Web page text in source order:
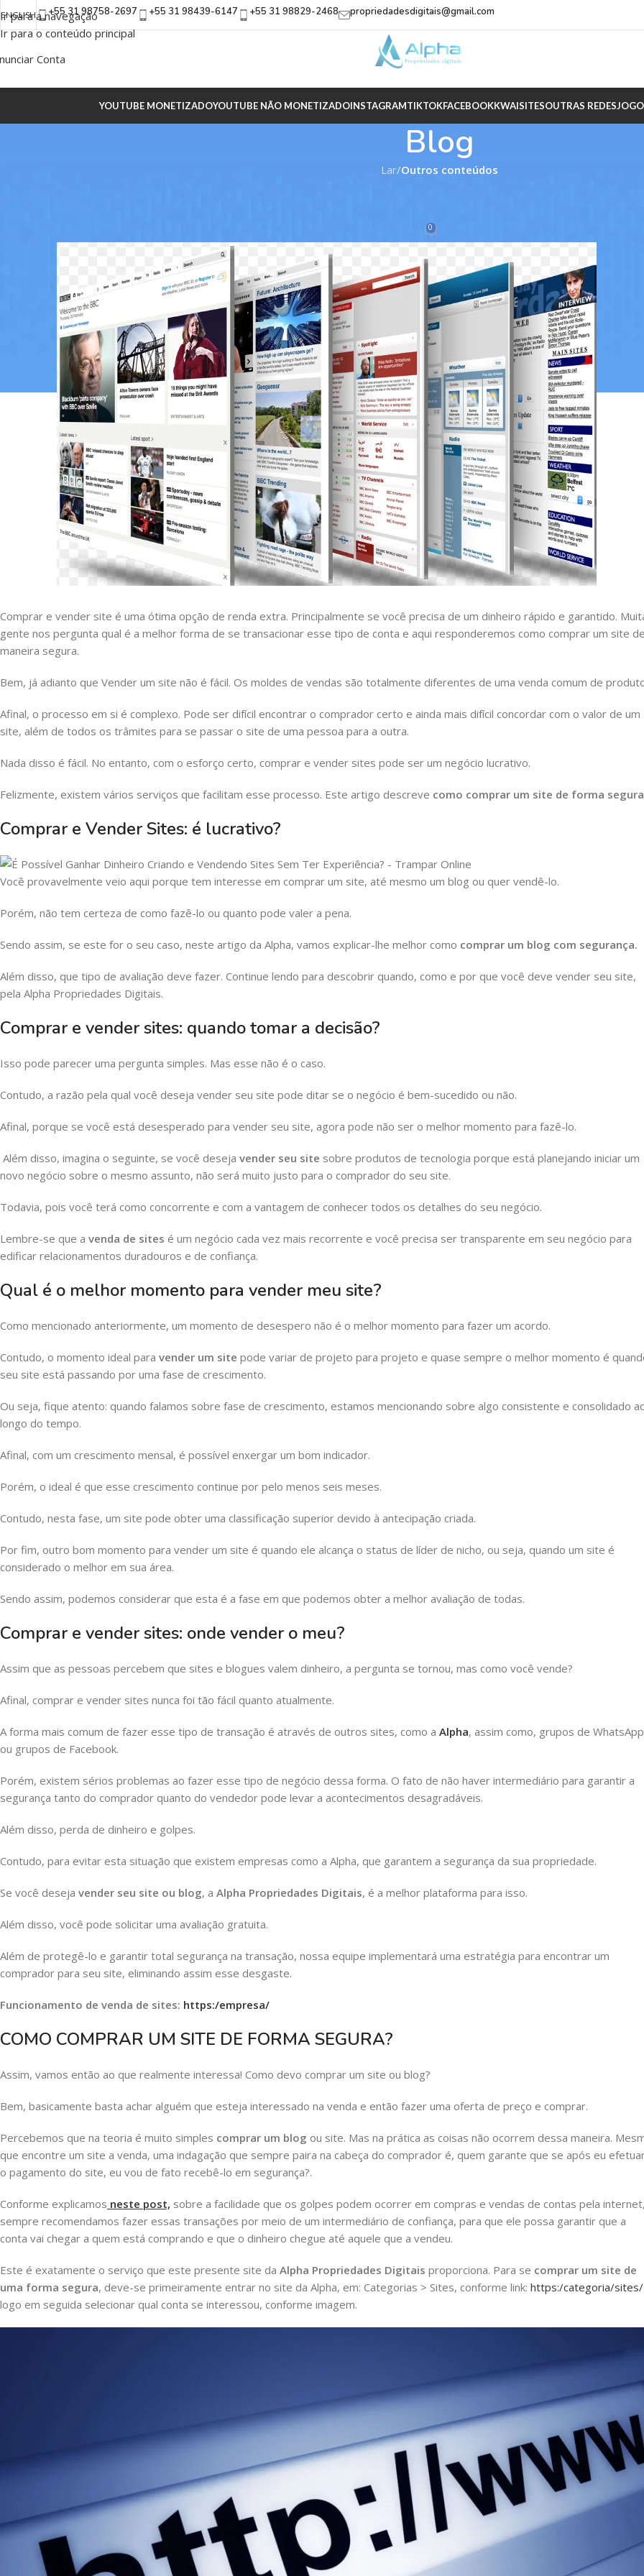
Ir para a navegação
Ir para o conteúdo principal
ENGLISH +55 31 98758-2697 +55 31 98439-6147 +55 31 98829-2468 propriedadesdigitais@gmail.com
Conta
YOUTUBE MONETIZADOYOUTUBE NÃO MONETIZADOINSTAGRAMTIKTOKFACEBOOKKWAISITESOUTRAS REDES
Blog
Lar/Outros conteúdos
0
Comprar e vender site é uma ótima opção de renda extra. Principalmente se você precisa de um dinheiro rápido e garantido.
gente nos pergunta qual é a melhor forma de se transacionar esse tipo de conta e aqui responderemos como comprar um site
maneira segura.
Bem, já adianto que Vender um site não é fácil. Os moldes de vendas são totalmente diferentes de uma venda comum de
Afinal, o processo em si é complexo. Pode ser difícil encontrar o comprador certo e ainda mais difícil concordar com o valor de um
site, além de todos os trâmites para se passar o site de uma pessoa para a outra.
Nada disso é fácil. No entanto, com o esforço certo, comprar e vender sites pode ser um negócio lucrativo.
Felizmente, existem vários serviços que facilitam esse processo. Este artigo descreve como comprar um site de forma segura
Comprar e Vender Sites: é lucrativo?
Você provavelmente veio aqui porque tem interesse em comprar um site, até mesmo um blog ou quer vendê-lo.
Porém, não tem certeza de como fazê-lo ou quanto pode valer a pena.
Sendo assim, se este for o seu caso, neste artigo da Alpha, vamos explicar-lhe melhor como comprar um blog com segurança.
Além disso, que tipo de avaliação deve fazer. Continue lendo para descobrir quando, como e por que você deve vender seu site,
pela Alpha Propriedades Digitais.
Comprar e vender sites: quando tomar a decisão?
Isso pode parecer uma pergunta simples. Mas esse não é o caso.
Contudo, a razão pela qual você deseja vender seu site pode ditar se o negócio é bem-sucedido ou não.
Afinal, porque se você está desesperado para vender seu site, agora pode não ser o melhor momento para fazê-lo.
Além disso, imagina o seguinte, se você deseja vender seu site sobre produtos de tecnologia porque está planejando iniciar um
novo negócio sobre o mesmo assunto, não será muito justo para o comprador do seu site.
Todavia, pois você terá como concorrente e com a vantagem de conhecer todos os detalhes do seu negócio.
Lembre-se que a venda de sites é um negócio cada vez mais recorrente e você precisa ser transparente em seu negócio para
edificar relacionamentos duradouros e de confiança.
Qual é o melhor momento para vender meu site?
Como mencionado anteriormente, um momento de desespero não é o melhor momento para fazer um acordo.
Contudo, o momento ideal para vender um site pode variar de projeto para projeto e quase sempre o melhor momento é
seu site está passando por uma fase de crescimento.
Ou seja, fique atento: quando falamos sobre fase de crescimento, estamos mencionando sobre algo consistente e consolidado
longo do tempo.
Afinal, com um crescimento mensal, é possível enxergar um bom indicador.
Porém, o ideal é que esse crescimento continue por pelo menos seis meses.
Contudo, nesta fase, um site pode obter uma classificação superior devido à antecipação criada.
Por fim, outro bom momento para vender um site é quando ele alcança o status de líder de nicho, ou seja, quando um site é
considerado o melhor em sua área.
Sendo assim, podemos considerar que esta é a fase em que podemos obter a melhor avaliação de todas.
Comprar e vender sites: onde vender o meu?
Assim que as pessoas percebem que sites e blogues valem dinheiro, a pergunta se tornou, mas como você vende?
Afinal, comprar e vender sites nunca foi tão fácil quanto atualmente.
A forma mais comum de fazer esse tipo de transação é através de outros sites, como a Alpha, assim como, grupos de WhatsApp
ou grupos de Facebook.
Porém, existem sérios problemas ao fazer esse tipo de negócio dessa forma. O fato de não haver intermediário para garantir a
segurança tanto do comprador quanto do vendedor pode levar a acontecimentos desagradáveis.
Além disso, perda de dinheiro e golpes.
Contudo, para evitar esta situação que existem empresas como a Alpha, que garantem a segurança da sua propriedade.
Se você deseja vender seu site ou blog, a Alpha Propriedades Digitais, é a melhor plataforma para isso.
Além disso, você pode solicitar uma avaliação gratuita.
Além de protegê-lo e garantir total segurança na transação, nossa equipe implementará uma estratégia para encontrar um
comprador para seu site, eliminando assim esse desgaste.
Funcionamento de venda de sites: https:/empresa/
COMO COMPRAR UM SITE DE FORMA SEGURA?
Assim, vamos então ao que realmente interessa! Como devo comprar um site ou blog?
Bem, basicamente basta achar alguém que esteja interessado na venda e então fazer uma oferta de preço e comprar.
Percebemos que na teoria é muito simples comprar um blog ou site. Mas na prática as coisas não ocorrem dessa maneira.
que encontre um site a venda, uma indagação que sempre paira na cabeça do comprador é, quem garante que se após eu
o pagamento do site, eu vou de fato recebê-lo em segurança?.
Conforme explicamos neste post, sobre a facilidade que os golpes podem ocorrer em compras e vendas de contas pela
sempre recomendamos fazer essas transações por meio de um intermediário de confiança, para que ele possa garantir que a
conta vai chegar a quem está comprando e que o dinheiro chegue até aquele que a vendeu.
Este é exatamente o serviço que este presente site da Alpha Propriedades Digitais proporciona. Para se comprar um site de
uma forma segura, deve-se primeiramente entrar no site da Alpha, em: Categorias > Sites, conforme link: https:/categoria/sites/
logo em seguida selecionar qual conta se interessou, conforme imagem.